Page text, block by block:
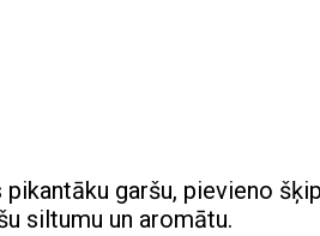
pikantāku garšu, pievieno
siltumu un aromātu.